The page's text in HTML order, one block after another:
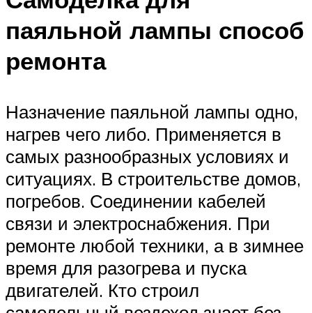
паяльной лампы способ
ремонта
Назначение паяльной лампы одно,
нагрев чего либо. Применяется в
самых разнообразных условиях и
ситуациях. В строительстве домов,
погребов. Соединении кабелей
связи и электроснабжения. При
ремонте любой техники, а в зимнее
время для разогрева и пуска
двигателей. Кто строил